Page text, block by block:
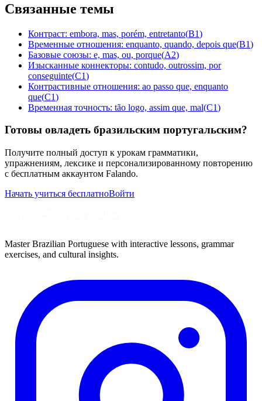
Связанные темы
Контраст: embora, mas, porém, entretanto(B1)
Временные отношения: enquanto, quando, depois que(B1)
Базовые союзы: e, mas, ou, porque(A2)
Изысканные коннекторы: contudo, outrossim, por
conseguinte(C1)
Контрастивные отношения: ao passo que, enquanto
que(C1)
Временная точность: tão logo, assim que, mal(C1)
Готовы овладеть бразильским португальским?
Получите полный доступ к урокам грамматики,
упражнениям, лексике и персонализированному повторению
с бесплатным аккаунтом Falando.
Начать учиться бесплатноВойти
Master Brazilian Portuguese with interactive lessons, grammar
exercises, and cultural insights.